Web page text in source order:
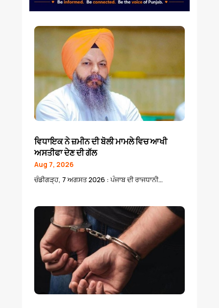
ਵਿਧਾਇਕ ਨੇ ਜ਼ਮੀਨ ਦੀ ਬੋਲੀ ਮਾਮਲੇ ਵਿਚ ਆਖੀ
ਅਸਤੀਫਾ ਦੇਣ ਦੀ ਗੱਲ
Aug 7, 2026
ਚੰਡੀਗੜ੍ਹ, 7 ਅਗਸਤ 2026 : ਪੰਜਾਬ ਦੀ ਰਾਜਧਾਨੀ...